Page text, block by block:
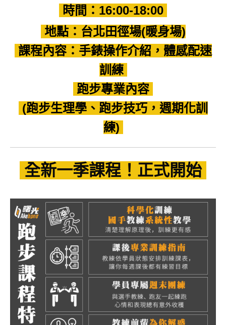
時間：16:00-18:00
地點：台北田徑場(暖身場)
課程內容：手錶操作介紹，體感配速
訓練
跑步專業內容
(跑步生理學、跑步技巧，週期化訓
練)
全新一季課程！正式開始